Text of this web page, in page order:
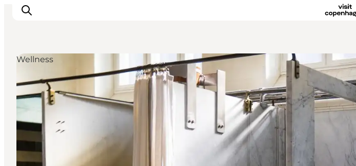
This is Copenhagen
Aktiviteter
Spis & drik
Områder
Planlæg din tur
CopenPay
Wellness